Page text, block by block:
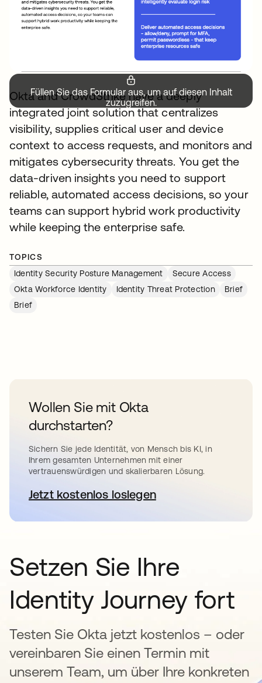
Füllen Sie das Formular aus, um auf diesen Inhalt
zuzugreifen.
Okta and CrowdStrike have a deeply
integrated joint solution that centralizes
visibility, supplies critical user and device
context to access requests, and monitors and
mitigates cybersecurity threats. You get the
data-driven insights you need to support
reliable, automated access decisions, so your
teams can support hybrid work productivity
while keeping the enterprise safe.
TOPICS
Identity Security Posture Management
Secure Access
Okta Workforce Identity
Identity Threat Protection
Brief
Brief
Wollen Sie mit Okta
durchstarten?
Sichern Sie jede Identität, von Mensch bis KI, in
Ihrem gesamten Unternehmen mit einer
vertrauenswürdigen und skalierbaren Lösung.
Jetzt kostenlos loslegen
wird in einer neuen
Setzen Sie Ihre
Identity Journey fort
Testen Sie Okta jetzt kostenlos – oder
vereinbaren Sie einen Termin mit
unserem Team, um über Ihre konkreten